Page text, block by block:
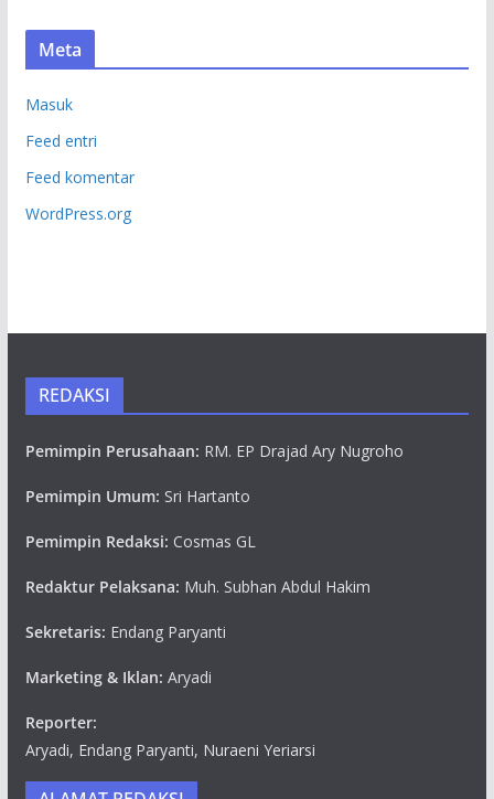
Meta
Masuk
Feed entri
Feed komentar
WordPress.org
REDAKSI
Pemimpin Perusahaan: RM. EP Drajad Ary Nugroho
Pemimpin Umum: Sri Hartanto
Pemimpin Redaksi: Cosmas GL
Redaktur Pelaksana: Muh. Subhan Abdul Hakim
Sekretaris: Endang Paryanti
Marketing & Iklan: Aryadi
Reporter:
Aryadi, Endang Paryanti, Nuraeni Yeriarsi